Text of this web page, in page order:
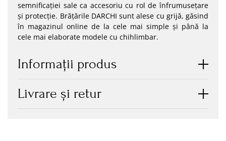
semnificației sale ca accesoriu cu rol de înfrumusețare
și protecție. Brățările DARCHI sunt alese cu grijă, găsind
în magazinul online de la cele mai simple și până la
cele mai elaborate modele cu chihlimbar.
Informaţii produs
Livrare și retur